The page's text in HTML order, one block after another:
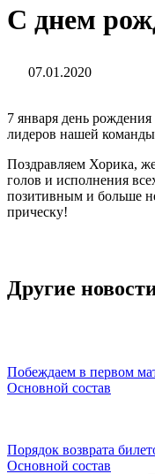
С днем
07.01.2020
7 января день
лидеров нашей
Поздравляем Хорика,
голов и исполнения
позитивным и больше
прическу!
Другие
Побеждаем в первом
Основной состав
Порядок возврата
Основной состав